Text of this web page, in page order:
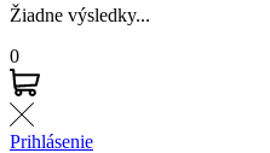
Žiadne výsledky...
0
Prihlásenie